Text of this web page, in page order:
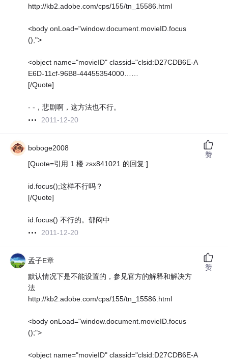
http://kb2.adobe.com/cps/155/tn_15586.html
<body onLoad="window.document.movieID.focus
();">
<object name="movieID" classid="clsid:D27CDB6E-A
E6D-11cf-96B8-44455354000……
[/Quote]
- -，悲剧啊，这方法也不行。
2011-12-20
boboge2008
[Quote=引用 1 楼 zsx841021 的回复:]
id.focus();这样不行吗？
[/Quote]
id.focus() 不行的。郁闷中
2011-12-20
赞
孟子E章
默认情况下是不能设置的，参见官方的解释和解决方
法
http://kb2.adobe.com/cps/155/tn_15586.html
<body onLoad="window.document.movieID.focus
();">
<object name="movieID" classid="clsid:D27CDB6E-A
赞